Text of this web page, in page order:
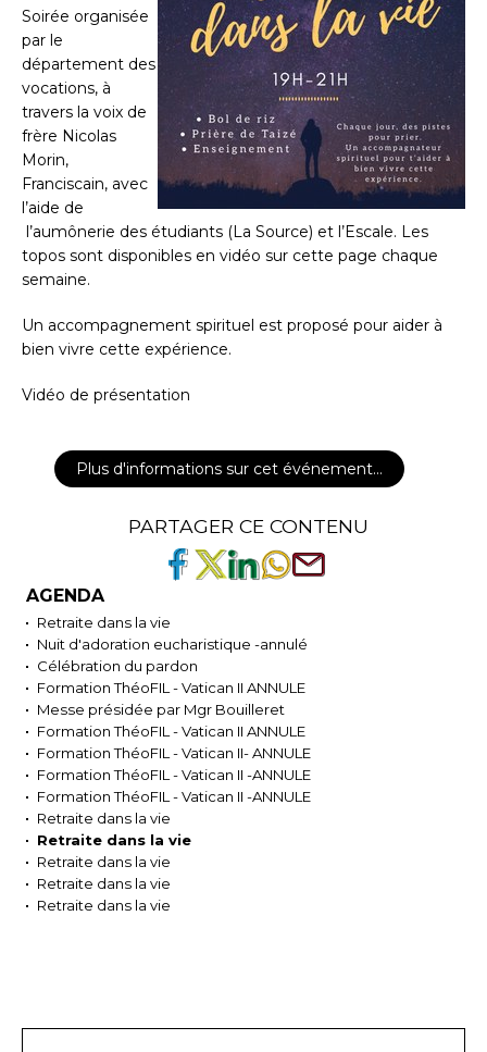
Soirée organisée
par le
département des
vocations, à
travers la voix de
frère Nicolas
Morin,
Franciscain, avec
l’aide de
l’aumônerie des étudiants (La Source) et l’Escale. Les
topos sont disponibles en vidéo sur cette page chaque
semaine.
Un accompagnement spirituel est proposé pour aider à
bien vivre cette expérience.
Vidéo de présentation
Plus d'informations sur cet événement…
PARTAGER CE CONTENU
AGENDA
Retraite dans la vie
Nuit d'adoration eucharistique -annulé
Célébration du pardon
Formation ThéoFIL - Vatican II ANNULE
Messe présidée par Mgr Bouilleret
Formation ThéoFIL - Vatican II ANNULE
Formation ThéoFIL - Vatican II- ANNULE
Formation ThéoFIL - Vatican II -ANNULE
Formation ThéoFIL - Vatican II -ANNULE
Retraite dans la vie
Retraite dans la vie
Retraite dans la vie
Retraite dans la vie
Retraite dans la vie